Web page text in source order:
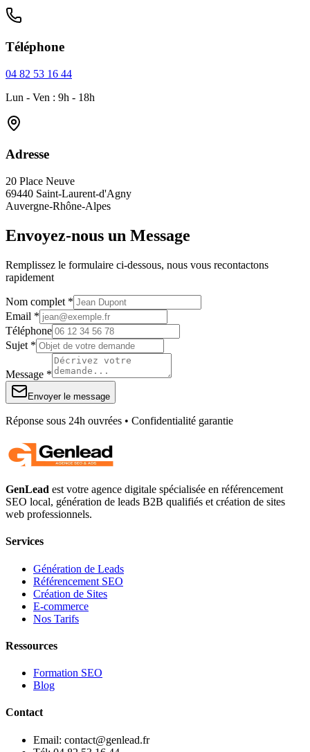
Téléphone
04 82 53 16 44
Lun - Ven : 9h - 18h
Adresse
20 Place Neuve
69440 Saint-Laurent-d'Agny
Auvergne-Rhône-Alpes
Envoyez-nous un Message
Remplissez le formulaire ci-dessous, nous vous recontactons
rapidement
Nom complet *
Email *
Téléphone
Sujet *
Message *
Envoyer le message
Réponse sous 24h ouvrées • Confidentialité garantie
GenLead est votre agence digitale spécialisée en référencement
SEO local, génération de leads B2B qualifiés et création de sites
web professionnels.
Services
Génération de Leads
Référencement SEO
Création de Sites
E-commerce
Nos Tarifs
Ressources
Formation SEO
Blog
Contact
Email: contact@genlead.fr